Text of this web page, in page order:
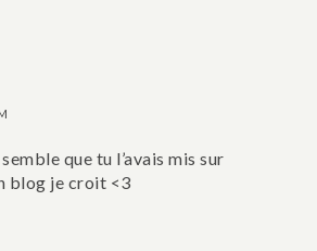
que tu l’avais mis sur
blog je croit <3